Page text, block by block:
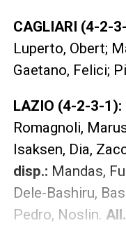
CAGLIARI (4-2-
Luperto, Obert;
Gaetano, Felici;
LAZIO (4-2-3-1):
Romagnoli,
Isaksen, Dia,
disp.: Mandas,
Dele-Bashiru,
Pedro, Noslin.